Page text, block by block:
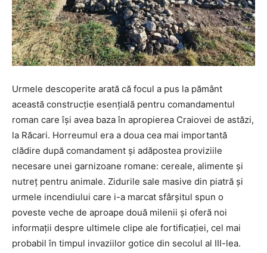
Urmele descoperite arată că focul a pus la pământ
această construcție esențială pentru comandamentul
roman care își avea baza în apropierea Craiovei de astăzi,
la Răcari. Horreumul era a doua cea mai importantă
clădire după comandament și adăpostea proviziile
necesare unei garnizoane romane: cereale, alimente și
nutreț pentru animale. Zidurile sale masive din piatră și
urmele incendiului care i-a marcat sfârșitul spun o
poveste veche de aproape două milenii și oferă noi
informații despre ultimele clipe ale fortificației, cel mai
probabil în timpul invaziilor gotice din secolul al III-lea.